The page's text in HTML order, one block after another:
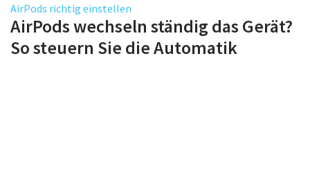
AirPods richtig einstellen
AirPods wechseln ständig das Gerät?
So steuern Sie die Automatik